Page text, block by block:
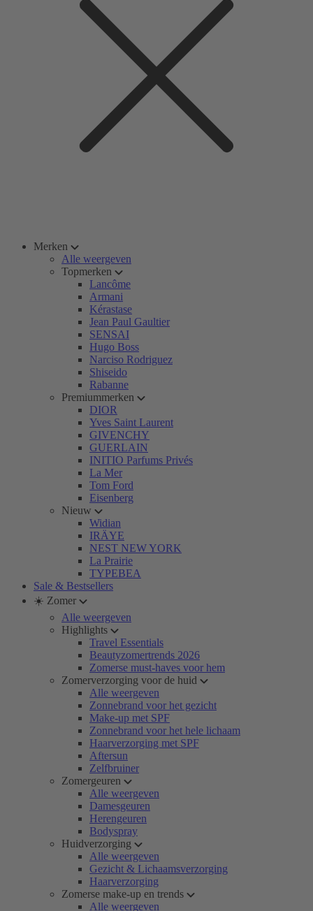
Merken
Alle weergeven
Topmerken
Lancôme
Armani
Kérastase
Jean Paul Gaultier
SENSAI
Hugo Boss
Narciso Rodriguez
Shiseido
Rabanne
Premiummerken
DIOR
Yves Saint Laurent
GIVENCHY
GUERLAIN
INITIO Parfums Privés
La Mer
Tom Ford
Eisenberg
Nieuw
Widian
IRÄYE
NEST NEW YORK
La Prairie
TYPEBEA
Sale & Bestsellers
☀️ Zomer
Alle weergeven
Highlights
Travel Essentials
Beautyzomertrends 2026
Zomerse must-haves voor hem
Zomerverzorging voor de huid
Alle weergeven
Zonnebrand voor het gezicht
Make-up met SPF
Zonnebrand voor het hele lichaam
Haarverzorging met SPF
Aftersun
Zelfbruiner
Zomergeuren
Alle weergeven
Damesgeuren
Herengeuren
Bodyspray
Huidverzorging
Alle weergeven
Gezicht & Lichaamsverzorging
Haarverzorging
Zomerse make-up en trends
Alle weergeven